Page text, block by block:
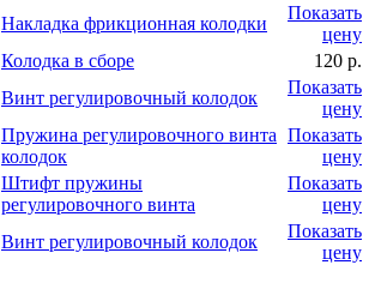
Накладка фрикционная колодки
Показать
цену
Колодка в сборе
120 р.
Винт регулировочный колодок
Показать
цену
Пружина регулировочного винта
колодок
Показать
цену
Штифт пружины
регулировочного винта
Показать
цену
Винт регулировочный колодок
Показать
цену